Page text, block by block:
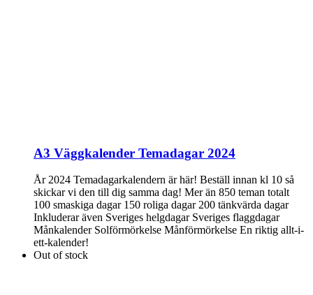
A3 Väggkalender Temadagar 2024
År 2024 Temadagarkalendern är här! Beställ innan kl 10 så
skickar vi den till dig samma dag! Mer än 850 teman totalt
100 smaskiga dagar 150 roliga dagar 200 tänkvärda dagar
Inkluderar även Sveriges helgdagar Sveriges flaggdagar
Månkalender Solförmörkelse Månförmörkelse En riktig allt-i-
ett-kalender!
Out of stock